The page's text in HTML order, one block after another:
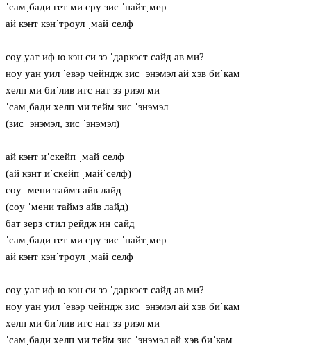
ˈсамˌбади гет ми сру зис ˈнайтˌмер
ай кэнт кэнˈтрoул ˌмайˈселф
сoу уат иф ю кэн си зэ ˈдаркэст сайд ав ми?
нoу уан уил ˈевэр чейндж зис ˈэнэмэл ай хэв биˈкам
хелп ми биˈлив итс нат зэ риэл ми
ˈсамˌбади хелп ми тейм зис ˈэнэмэл
(зис ˈэнэмэл, зис ˈэнэмэл)
ай кэнт иˈскейп ˌмайˈселф
(ай кэнт иˈскейп ˌмайˈселф)
сoу ˈмени таймз айв лайд
(сoу ˈмени таймз айв лайд)
бат зерз стил рейдж инˈсайд
ˈсамˌбади гет ми сру зис ˈнайтˌмер
ай кэнт кэнˈтрoул ˌмайˈселф
сoу уат иф ю кэн си зэ ˈдаркэст сайд ав ми?
нoу уан уил ˈевэр чейндж зис ˈэнэмэл ай хэв биˈкам
хелп ми биˈлив итс нат зэ риэл ми
ˈсамˌбади хелп ми тейм зис ˈэнэмэл ай хэв биˈкам